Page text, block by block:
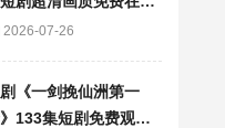
2026-07-26
《一剑挽仙洲第一
133集短剧免费观看